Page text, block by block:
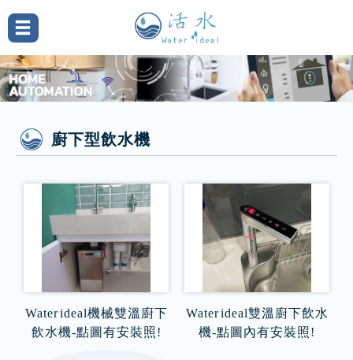
廚下型飲水機
Water ideal機械雙溫廚下
飲水機-點圖有安裝照!
Water ideal雙溫廚下飲水
機-點圖內有安裝照!